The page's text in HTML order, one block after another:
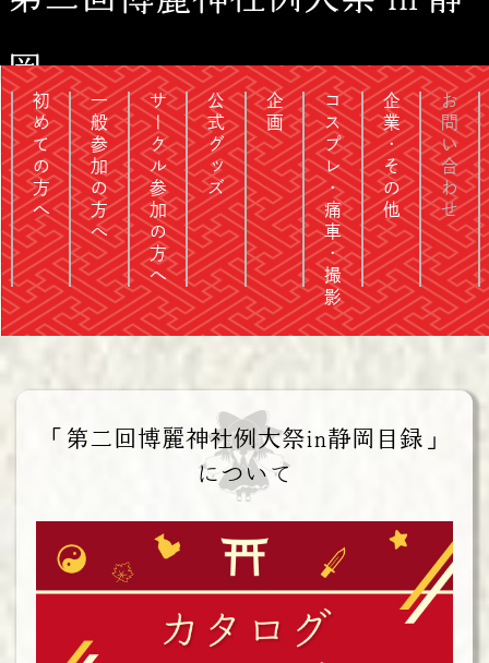
岡
初めての方へ 一般参加の方へ サークル参加の方へ 公式グッズ 企画 コスプレ・痛車・撮影 企業・その他 お問い合わせ
「第二回博麗神社例大祭in静岡目録」
について